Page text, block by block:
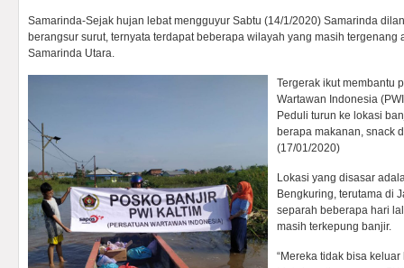
Samarinda-Sejak hujan lebat mengguyur Sabtu (14/1/2020) Samarinda
berangsur surut, ternyata terdapat beberapa wilayah yang masih tergenang
Samarinda Utara.
Tergerak ikut membantu
Wartawan Indonesia
Peduli turun ke lokasi
berapa makanan, snack
(17/01/2020)
Lokasi yang disasar
Bengkuring, terutama di
separah beberapa hari
masih terkepung banjir.
“Mereka tidak bisa